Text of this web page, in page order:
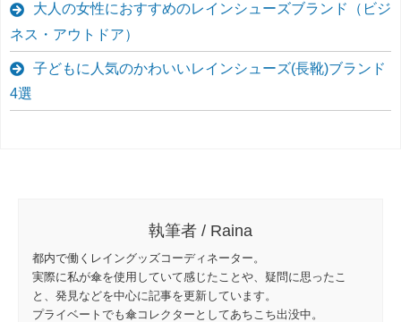
大人の女性におすすめのレインシューズブランド（ビジ
ネス・アウトドア）
子どもに人気のかわいいレインシューズ(長靴)ブランド
4選
執筆者 / Raina
都内で働くレイングッズコーディネーター。
実際に私が傘を使用していて感じたことや、疑問に思ったこ
と、発見などを中心に記事を更新しています。
プライベートでも傘コレクターとしてあちこち出没中。